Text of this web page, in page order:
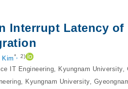
Interrupt Latency
Kim*, 2)
IT Engineering, Kyungnam University,
Kyungnam University,